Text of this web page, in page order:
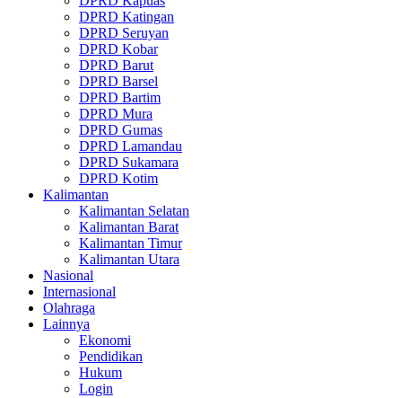
DPRD Katingan
DPRD Seruyan
DPRD Kobar
DPRD Barut
DPRD Barsel
DPRD Bartim
DPRD Mura
DPRD Gumas
DPRD Lamandau
DPRD Sukamara
DPRD Kotim
Kalimantan
Kalimantan Selatan
Kalimantan Barat
Kalimantan Timur
Kalimantan Utara
Nasional
Internasional
Olahraga
Lainnya
Ekonomi
Pendidikan
Hukum
Login